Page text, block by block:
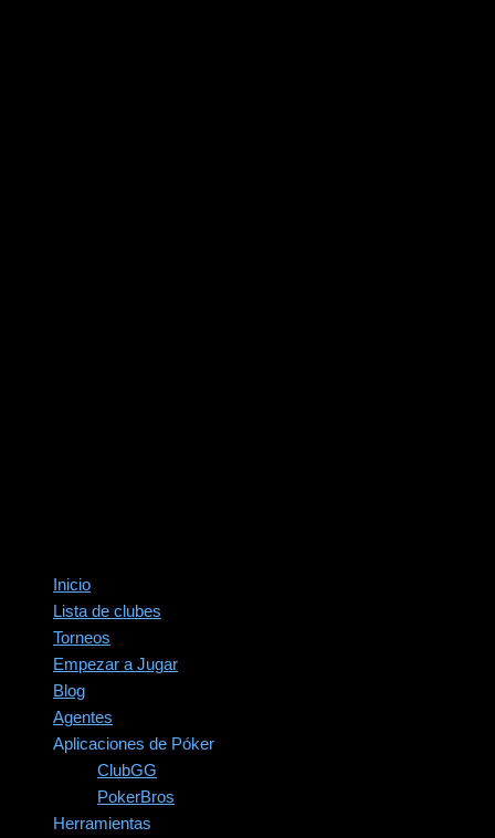
Inicio
Lista de clubes
Torneos
Empezar a Jugar
Blog
Agentes
Aplicaciones de Póker
ClubGG
PokerBros
Herramientas